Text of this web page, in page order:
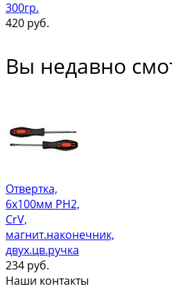
300гр.
420 руб.
Вы недавно
Отвертка,
6х100мм РН2,
CrV,
магнит.наконечник,
двух.цв.ручка
234 руб.
Наши контакты